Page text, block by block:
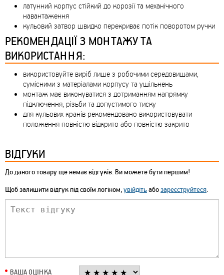
латунний корпус стійкий до корозії та механічного
навантаження
кульовий затвор швидко перекриває потік поворотом ручки
РЕКОМЕНДАЦІЇ З МОНТАЖУ ТА
ВИКОРИСТАННЯ:
використовуйте виріб лише з робочими середовищами,
сумісними з матеріалами корпусу та ущільнень
монтаж має виконуватися з дотриманням напрямку
підключення, різьби та допустимого тиску
для кульових кранів рекомендовано використовувати
положення повністю відкрито або повністю закрито
ВІДГУКИ
До даного товару ще немає відгуків. Ви можете бути першим!
Щоб залишити відгук під своїм логіном,увійдітьабозареєструйтеся.
ВАША ОЦІНКА